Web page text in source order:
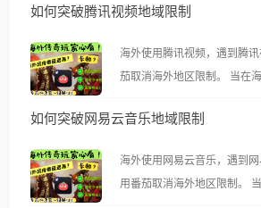
如何突破腾讯视频地域限制
海外使用腾讯视频，遇到腾
茄取消海外地区限制。 当在海外打开腾讯视频，却突
示语。 海外用户如香港、澳门、台湾、美国、加拿
像其他音乐平台一样，出现
仅能在中国大陆地区播放。 遇到这个问题的朋友们，
如何突破网易云音乐地域限制
海外使用网易云音乐，遇到
用番茄取消海外地区限制。 当在海外打开网易云音